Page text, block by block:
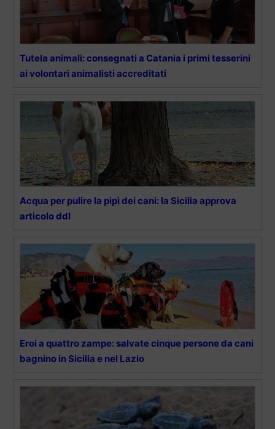
Tutela animali: consegnati a Catania i primi tesserini
ai volontari animalisti accreditati
Acqua per pulire la pipì dei cani: la Sicilia approva
articolo ddl
Eroi a quattro zampe: salvate cinque persone da cani
bagnino in Sicilia e nel Lazio